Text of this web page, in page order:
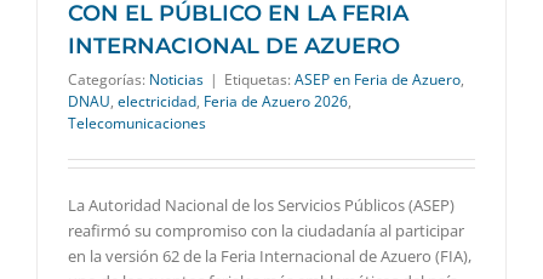
CON EL PÚBLICO EN LA FERIA
INTERNACIONAL DE AZUERO
Categorías: Noticias | Etiquetas: ASEP en Feria de Azuero,
DNAU, electricidad, Feria de Azuero 2026,
Telecomunicaciones
La Autoridad Nacional de los Servicios Públicos (ASEP)
reafirmó su compromiso con la ciudadanía al participar
en la versión 62 de la Feria Internacional de Azuero (FIA),